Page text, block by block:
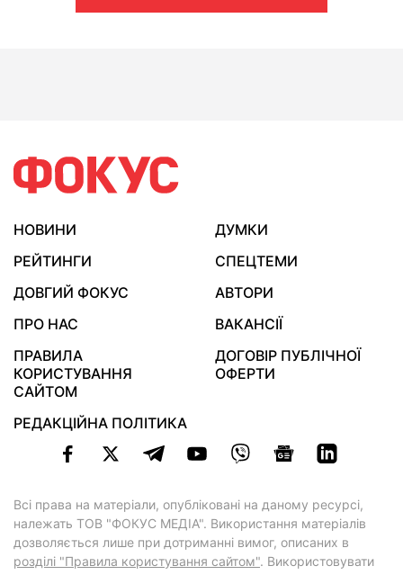
НОВИНИ
ДУМКИ
РЕЙТИНГИ
СПЕЦТЕМИ
ДОВГИЙ ФОКУС
АВТОРИ
ПРО НАС
ВАКАНСІЇ
ПРАВИЛА
КОРИСТУВАННЯ
САЙТОМ
ДОГОВІР ПУБЛІЧНОЇ
ОФЕРТИ
РЕДАКЦІЙНА ПОЛІТИКА
Всі права на матеріали, опубліковані на даному ресурсі,
належать ТОВ "ФОКУС МЕДІА". Використання матеріалів
дозволяється лише при дотриманні вимог, описаних в
розділі "Правила користування сайтом". Використовувати